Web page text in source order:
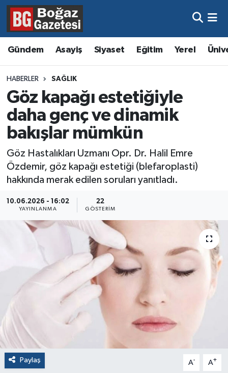
Gündem Asayiş Siyaset Eğitim Yerel
HABERLER SAĞLIK
Göz kapağı estetiğiyle
daha genç ve dinamik
bakışlar mümkün
Göz Hastalıkları Uzmanı Opr. Dr. Halil Emre
Özdemir, göz kapağı estetiği (blefaroplasti)
hakkında merak edilen soruları yanıtladı.
10.06.2026 - 16:02
YAYINLANMA
22
GÖSTERIM
Paylaş A- A+
Asayiş
Eğitim
Ekonomi
Gündem
Kültür ve Sanat
Magazin
Sağlık
Hava Durumu
Trafik Durumu
Süper Lig Puan Durumu ve Fikstür
Tüm Manşetler
Son Dakika Haberleri
Haber Arşivi